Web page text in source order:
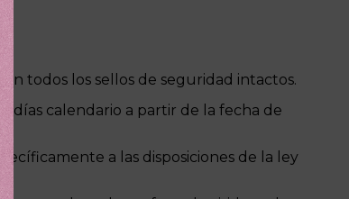
todos los sellos de seguridad intactos.
días calendario a partir de la fecha de
a las disposiciones de la ley